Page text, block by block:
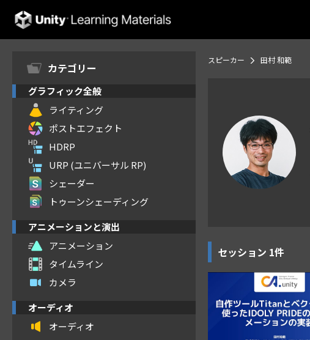
Unity Learning Materials
カテゴリー
グラフィック全般
ライティング
ポストエフェクト
HDRP
URP (ユニバーサル RP)
シェーダー
トゥーンシェーディング
アニメーションと演出
アニメーション
タイムライン
カメラ
オーディオ
オーディオ
スピーカー 田村 和範
セッション 1件